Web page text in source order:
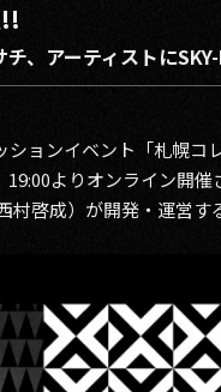
、アーティストに
ョンイベント「札幌
よりオンライン開
啓成）が開発・運営す